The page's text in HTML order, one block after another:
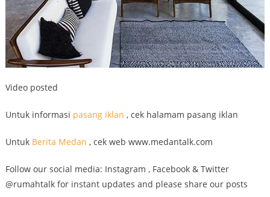
Video posted
Untuk informasi pasang iklan , cek halamam pasang iklan
Untuk Berita Medan , cek web www.medantalk.com
Follow our social media: Instagram , Facebook & Twitter
@rumahtalk for instant updates and please share our posts